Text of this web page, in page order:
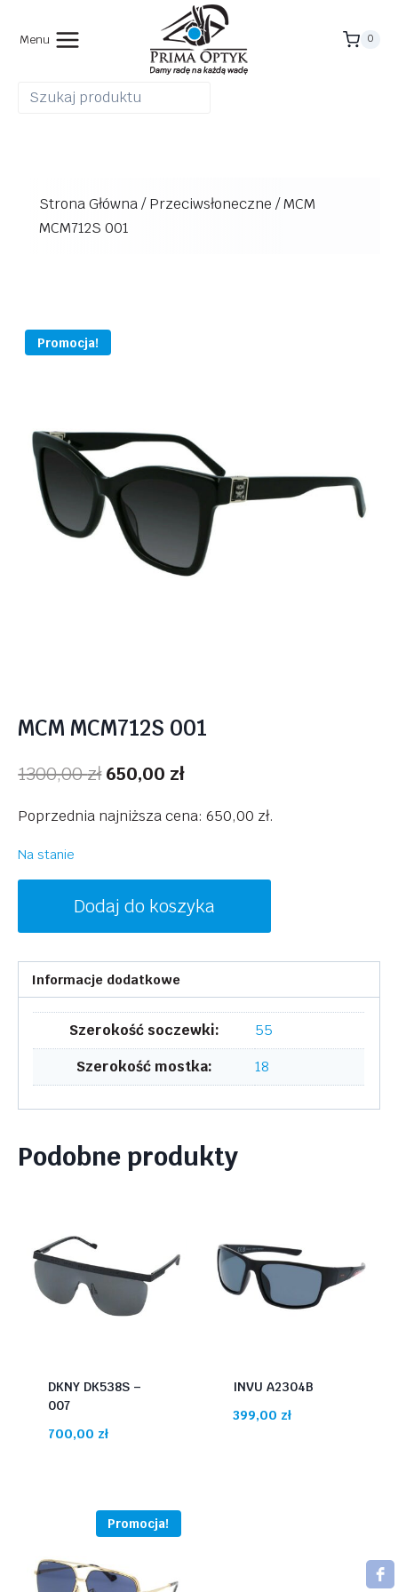
Menu 0
Strona Główna/Przeciwsłoneczne /MCM
MCM712S 001
Promocja!
MCM MCM712S 001
1300,00zł Pierwotna
wynosiła:
650,00 złAktualna
wynosi:
Poprzednia najniższa cena:650,00 zł.
Na stanie
MCM712S
001
Dodaj do koszyka
Informacje dodatkowe
Szerokość soczewki:
55
Szerokość mostka:
18
Podobne produkty
DKNY DK538S –
007
700,00 zł
INVU A2304B
399,00 zł
Promocja!